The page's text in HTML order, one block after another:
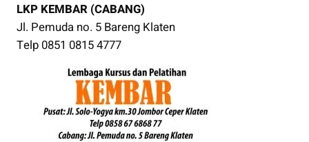
LKP KEMBAR (CABANG)
Jl. Pemuda no. 5 Bareng Klaten
Telp 0851 0815 4777